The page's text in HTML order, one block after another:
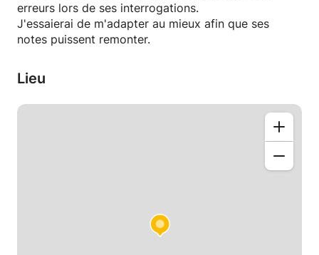
erreurs lors de ses interrogations.
J'essaierai de m'adapter au mieux afin que ses
notes puissent remonter.
Lieu